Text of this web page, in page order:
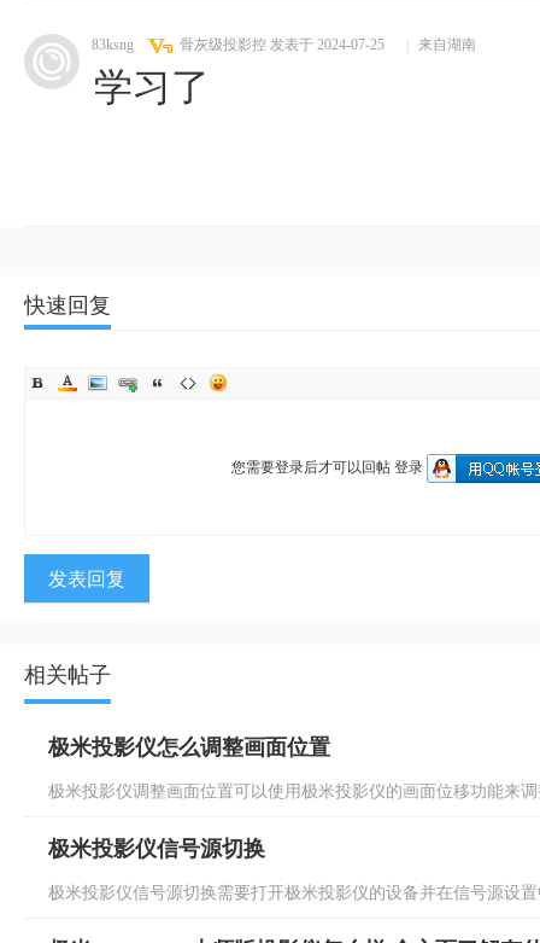
83ksng 骨灰级投影控 发表于 2024-07-25 来自湖南
学习了
快速回复
您需要登录后才可以回帖 登录
发表回复
相关帖子
极米投影仪怎么调整画面位置
极米投影仪调整画面位置可以使用极米投影仪的画面位移功能来
极米投影仪信号源切换
极米投影仪信号源切换需要打开极米投影仪的设备并在信号源设